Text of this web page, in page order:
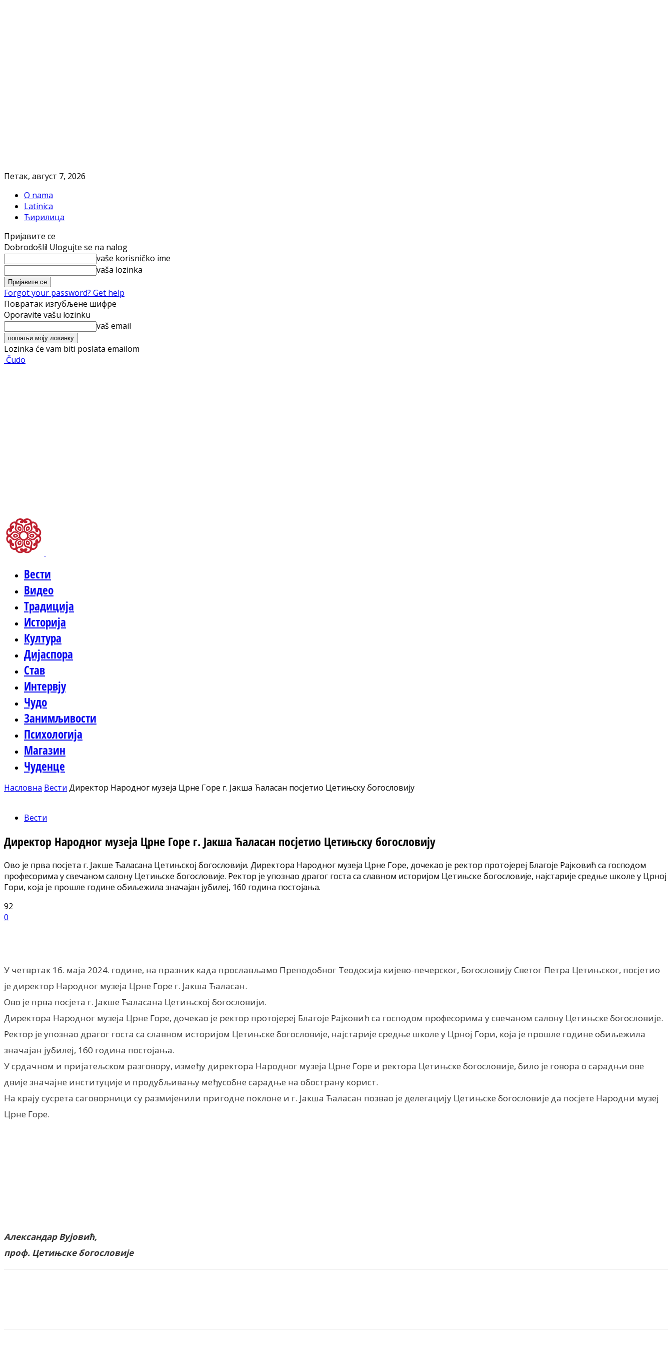
Петак, август 7, 2026
O nama
Latinica
Ћирилица
Пријавите се
Dobrodošli! Ulogujte se na nalog
vaše korisničko ime
vaša lozinka
Forgot your password? Get help
Повратак изгубљене шифре
Oporavite vašu lozinku
vaš email
Lozinka će vam biti poslata emailom
Čudo
Вести
Видео
Традиција
Историја
Култура
Дијаспора
Став
Интервју
Чудо
Занимљивости
Психологија
Магазин
Чуденце
Насловна Вести Директор Народног музеја Црне Горе г. Јакша Ћаласан посјетио Цетињску богословију
Вести
Директор Народног музеја Црне Горе г. Јакша Ћаласан посјетио Цетињску богословију
Ово је прва посјета г. Јакше Ћаласана Цетињској богословији. Директора Народног музеја Црне Горе, дочекао је ректор протојереј Благоје Рајковић са господом
професорима у свечаном салону Цетињске богословије. Ректор је упознао драгог госта са славном историјом Цетињске богословије, најстарије средње школе у Црној
Гори, која је прошле године обиљежила значајан јубилеј, 160 година постојања.
92
0
У четвртак 16. маја 2024. године, на празник када прослављамо Преподобног Теодосија кијево-печерског, Богословију Светог Петра Цетињског, посјетио
је директор Народног музеја Црне Горе г. Јакша Ћаласан.
Ово је прва посјета г. Јакше Ћаласана Цетињској богословији.
Директора Народног музеја Црне Горе, дочекао је ректор протојереј Благоје Рајковић са господом професорима у свечаном салону Цетињске богословије.
Ректор је упознао драгог госта са славном историјом Цетињске богословије, најстарије средње школе у Црној Гори, која је прошле године обиљежила
значајан јубилеј, 160 година постојања.
У срдачном и пријатељском разговору, између директора Народног музеја Црне Горе и ректора Цетињске богословије, било је говора о сарадњи ове
двије значајне институције и продубљивању међусобне сарадње на обострану корист.
На крају сусрета саговорници су размијенили пригодне поклоне и г. Јакша Ћаласан позвао је делегацију Цетињске богословије да посјете Народни музеј
Црне Горе.
Александар Вујовић,
проф. Цетињске богословије